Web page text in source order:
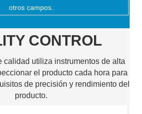
otros campos.
CONTROL
calidad utiliza instrumentos de alta
el producto cada hora para
de precisión y rendimiento del
producto.